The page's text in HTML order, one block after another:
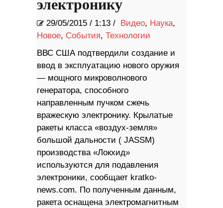
электронику
29/05/2015 / 1:13 / Видео, Наука,
Новое, События, Технологии
ВВС США подтвердили создание и
ввод в эксплуатацию нового оружия
— мощного микроволнового
генератора, способного
направленным пучком сжечь
вражескую электронику. Крылатые
ракеты класса «воздух-земля»
большой дальности ( JASSM)
производства «Локхид»
используются для подавления
электроники, сообщает kratko-
news.com. По полученным данным,
ракета оснащена электромагнитным